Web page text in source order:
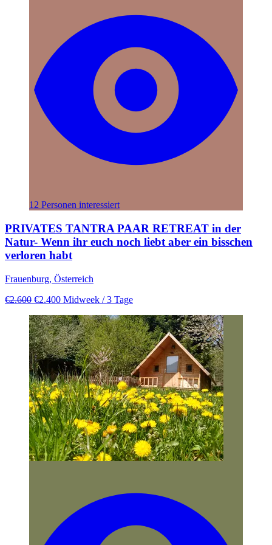
12 Personen interessiert
PRIVATES TANTRA PAAR RETREAT in der
Natur- Wenn ihr euch noch liebt aber ein bisschen
verloren habt
Frauenburg, Österreich
€2.600 €2.400 Midweek / 3 Tage